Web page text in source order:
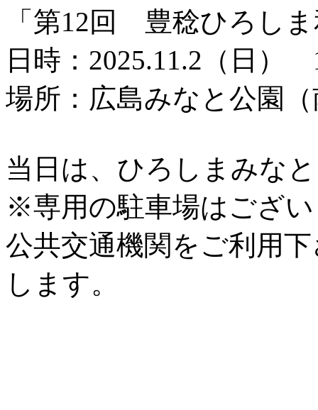
「第12回 豊稔ひろし
日時：2025.11.2（日）
場所：広島みなと公園
当日は、ひろしまみな
※専用の駐車場はござ
公共交通機関をご利用
します。